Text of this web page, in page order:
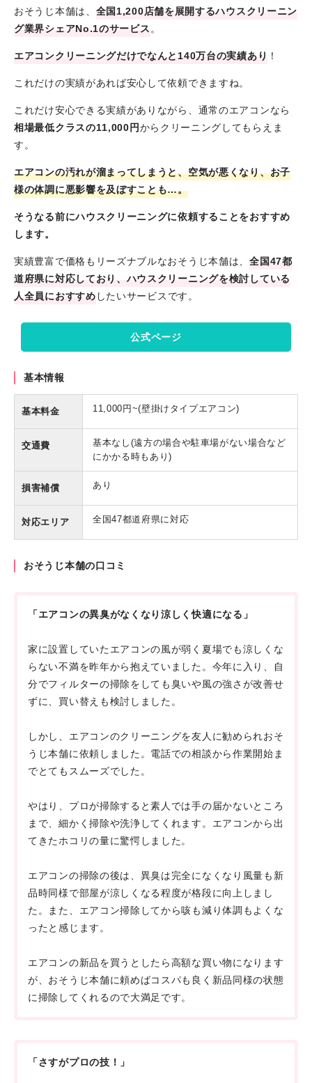
おそうじ本舗は、 全国1,200店舗を展開するハウスクリーニン
グ業界シェアNo.1のサービス 。
エアコンクリーニングだけでなんと140万台の実績あり ！
これだけの実績があれば安心して依頼できますね。
これだけ安心できる実績がありながら、通常のエアコンなら
相場最低クラスの11,000円からクリーニングしてもらえま
す。
エアコンの汚れが溜まってしまうと、空気が悪くなり、お子
様の体調に悪影響を及ぼすことも…。
そうなる前にハウスクリーニングに依頼することをおすすめ
します。
実績豊富で価格もリーズナブルなおそうじ本舗は、全国47都
道府県に対応しており、ハウスクリーニングを検討している
人全員におすすめ したいサービスです。
公式ページ
基本情報
基本料金 11,000円~(壁掛けタイプエアコン)
交通費
基本なし(遠方の場合や駐車場がない場合など
にかかる時もあり)
損害補償 あり
対応エリア 全国47都道府県に対応
おそうじ本舗の口コミ
「エアコンの異臭がなくなり涼しく快適になる」
家に設置していたエアコンの風が弱く夏場でも涼しくな
らない不満を昨年から抱えていました。今年に入り、自
分でフィルターの掃除をしても臭いや風の強さが改善せ
ずに、買い替えも検討しました。
しかし、エアコンのクリーニングを友人に勧められおそ
うじ本舗に依頼しました。電話での相談から作業開始ま
でとてもスムーズでした。
やはり、プロが掃除すると素人では手の届かないところ
まで、細かく掃除や洗浄してくれます。エアコンから出
てきたホコリの量に驚愕しました。
エアコンの掃除の後は、異臭は完全になくなり風量も新
品時同様で部屋が涼しくなる程度が格段に向上しまし
た。また、エアコン掃除してから咳も減り体調もよくな
ったと感じます。
エアコンの新品を買うとしたら高額な買い物になります
が、おそうじ本舗に頼めばコスパも良く新品同様の状態
に掃除してくれるので大満足です。
「さすがプロの技！」